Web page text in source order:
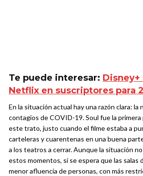
Te puede interesar: Disney+
Netflix en suscriptores para
En la situación actual hay una razón clara: la
contagios de COVID-19. Soul fue la
este trato, justo cuando el filme estaba a
carteleras y cuarentenas en una buena
a los teatros a cerrar. Aunque la situación
estos momentos, sí se espera que las salas
menor afluencia de personas, con más